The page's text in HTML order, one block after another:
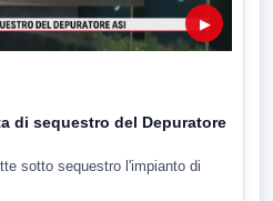
▶
di sequestro del Depuratore
sotto sequestro l'impianto di